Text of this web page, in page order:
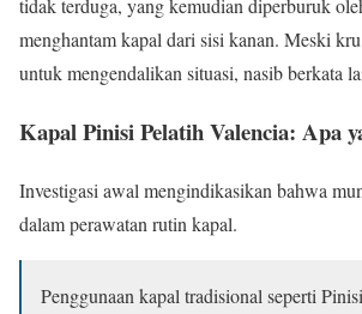
tidak terduga, yang kemudian diperburuk
menghantam kapal dari sisi kanan. Meski
untuk mengendalikan situasi, nasib berkata
Kapal Pinisi Pelatih Valencia: Apa
Investigasi awal mengindikasikan bahwa
dalam perawatan rutin kapal.
Penggunaan kapal tradisional seperti